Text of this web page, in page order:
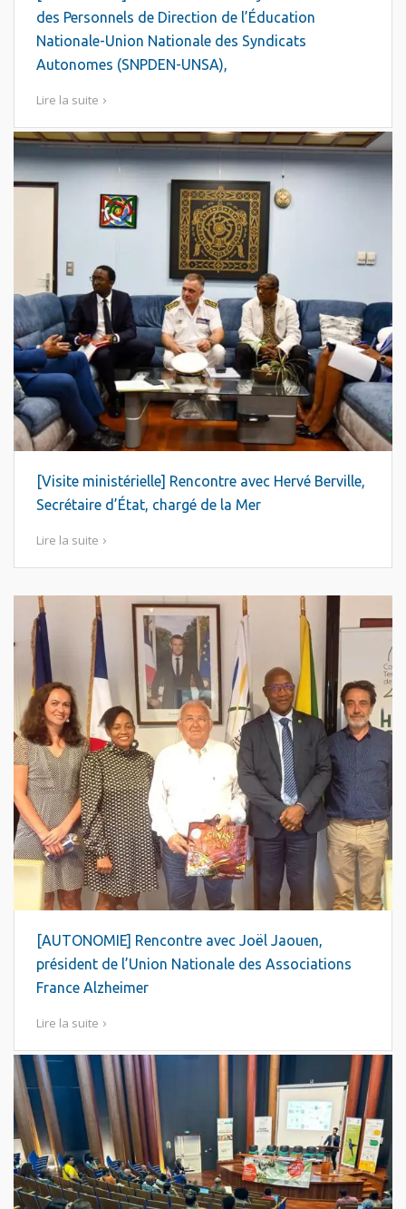
des Personnels de Direction de l’Éducation
Nationale-Union Nationale des Syndicats
Autonomes (SNPDEN-UNSA),
Lire la suite
[Visite ministérielle] Rencontre avec Hervé Berville,
Secrétaire d’État, chargé de la Mer
Lire la suite
[AUTONOMIE] Rencontre avec Joël Jaouen,
président de l’Union Nationale des Associations
France Alzheimer
Lire la suite